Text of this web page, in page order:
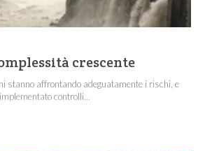
crescente
stanno affrontando adeguatamente i rischi, e
controlli...